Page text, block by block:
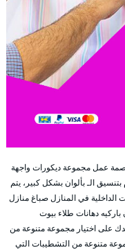
عمل مجموعة ديكورات واجهة
الـ بألوان بشكل كبير، يتم
الداخلية في المنازل صباغ منازل
دهانات طلاء بيوت
على اختيار مجموعة متنوعة من
متنوعة من التشطيبات التي